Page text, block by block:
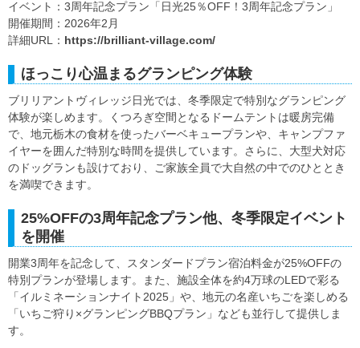
イベント：3周年記念プラン「日光25％OFF！3周年記念プラン」
開催期間：2026年2月
詳細URL： https://brilliant-village.com/
ほっこり心温まるグランピング体験
ブリリアントヴィレッジ日光では、冬季限定で特別なグランピング
体験が楽しめます。くつろぎ空間となるドームテントは暖房完備
で、地元栃木の食材を使ったバーベキュープランや、キャンプファ
イヤーを囲んだ特別な時間を提供しています。さらに、大型犬対応
のドッグランも設けており、ご家族全員で大自然の中でのひととき
を満喫できます。
25%OFFの3周年記念プラン他、冬季限定イベント
を開催
開業3周年を記念して、スタンダードプラン宿泊料金が25%OFFの
特別プランが登場します。また、施設全体を約4万球のLEDで彩る
「イルミネーションナイト2025」や、地元の名産いちごを楽しめる
「いちご狩り×グランピングBBQプラン」なども並行して提供しま
す。